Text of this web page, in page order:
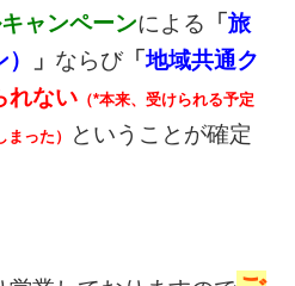
ャンペーンによる 「旅
」 ならび「地域共通ク
れない （*本来、受けられる予定
った）
ということが確定